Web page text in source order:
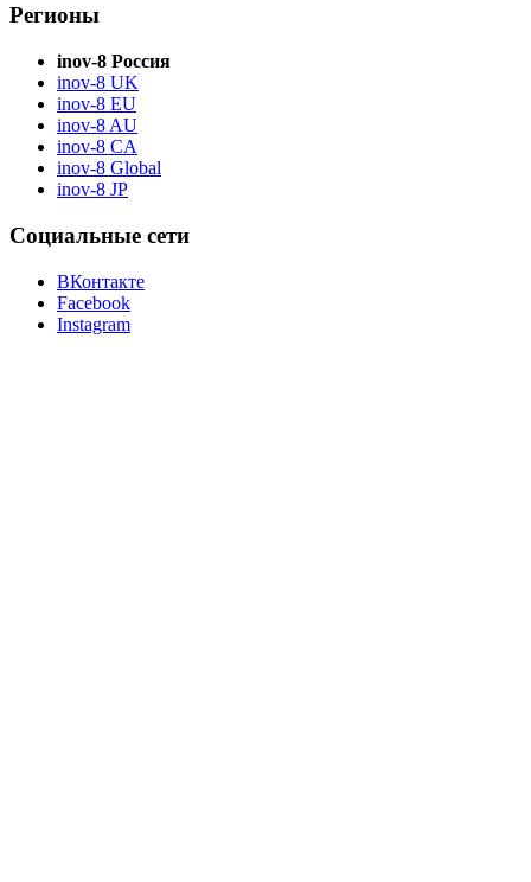
Регионы
inov-8 Россия
inov-8 UK
inov-8 EU
inov-8 AU
inov-8 CA
inov-8 Global
inov-8 JP
Социальные сети
ВКонтакте
Facebook
Instagram